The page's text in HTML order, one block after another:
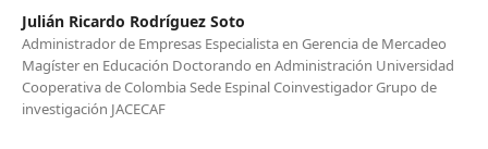
Julián Ricardo Rodríguez Soto
Administrador de Empresas Especialista en Gerencia de Mercadeo
Magíster en Educación Doctorando en Administración Universidad
Cooperativa de Colombia Sede Espinal Coinvestigador Grupo de
investigación JACECAF